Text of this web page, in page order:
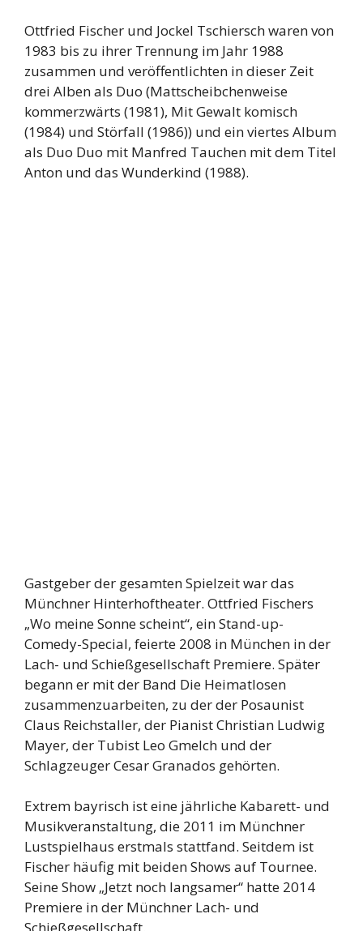
Ottfried Fischer und Jockel Tschiersch waren von
1983 bis zu ihrer Trennung im Jahr 1988
zusammen und veröffentlichten in dieser Zeit
drei Alben als Duo (Mattscheibchenweise
kommerzwärts (1981), Mit Gewalt komisch
(1984) und Störfall (1986)) und ein viertes Album
als Duo Duo mit Manfred Tauchen mit dem Titel
Anton und das Wunderkind (1988).
Gastgeber der gesamten Spielzeit war das
Münchner Hinterhoftheater. Ottfried Fischers
„Wo meine Sonne scheint“, ein Stand-up-
Comedy-Special, feierte 2008 in München in der
Lach- und Schießgesellschaft Premiere. Später
begann er mit der Band Die Heimatlosen
zusammenzuarbeiten, zu der der Posaunist
Claus Reichstaller, der Pianist Christian Ludwig
Mayer, der Tubist Leo Gmelch und der
Schlagzeuger Cesar Granados gehörten.
Extrem bayrisch ist eine jährliche Kabarett- und
Musikveranstaltung, die 2011 im Münchner
Lustspielhaus erstmals stattfand. Seitdem ist
Fischer häufig mit beiden Shows auf Tournee.
Seine Show „Jetzt noch langsamer“ hatte 2014
Premiere in der Münchner Lach- und